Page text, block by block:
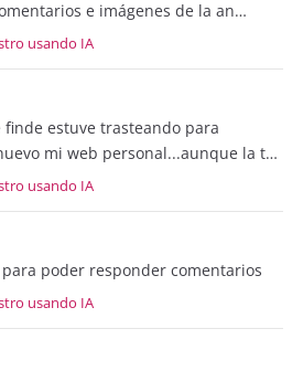
e imágenes de la an…
usando IA
finde estuve trasteando para
mi web personal...aunque la t…
usando IA
para poder responder comentarios
usando IA